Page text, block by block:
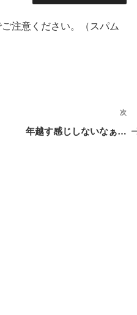
注意ください。（スパム
次
の
次
年越す感じしないなぁ…